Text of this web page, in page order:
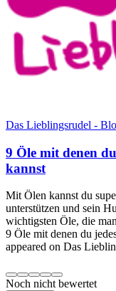
Das Lieblingsrudel -
9 Öle mit denen
kannst
Mit Ölen kannst du
unterstützen und sein
wichtigsten Öle, die
9 Öle mit denen du
appeared on Das
Noch nicht bewertet